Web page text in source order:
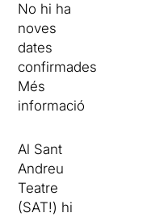
No hi ha
noves
dates
confirmades
Més
informació
Al Sant
Andreu
Teatre
(SAT!) hi